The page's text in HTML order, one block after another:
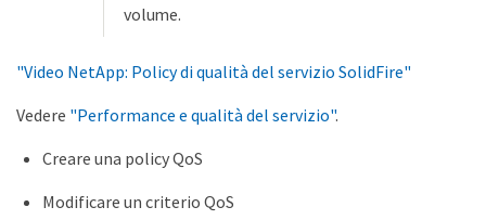
volume.
"Video NetApp: Policy di qualità del servizio SolidFire"
Vedere "Performance e qualità del servizio".
Creare una policy QoS
Modificare un criterio QoS